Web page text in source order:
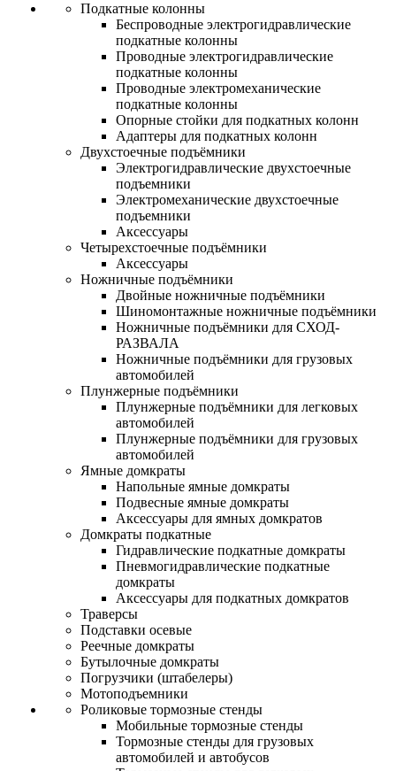
Подкатные колонны
Беспроводные электрогидравлические
подкатные колонны
Проводные электрогидравлические
подкатные колонны
Проводные электромеханические
подкатные колонны
Опорные стойки для подкатных колонн
Адаптеры для подкатных колонн
Двухстоечные подъёмники
Электрогидравлические двухстоечные
подъемники
Электромеханические двухстоечные
подъемники
Аксессуары
Четырехстоечные подъёмники
Аксессуары
Ножничные подъёмники
Двойные ножничные подъёмники
Шиномонтажные ножничные подъёмники
Ножничные подъёмники для СХОД-
РАЗВАЛА
Ножничные подъёмники для грузовых
автомобилей
Плунжерные подъёмники
Плунжерные подъёмники для легковых
автомобилей
Плунжерные подъёмники для грузовых
автомобилей
Ямные домкраты
Напольные ямные домкраты
Подвесные ямные домкраты
Аксессуары для ямных домкратов
Домкраты подкатные
Гидравлические подкатные домкраты
Пневмогидравлические подкатные
домкраты
Аксессуары для подкатных домкратов
Траверсы
Подставки осевые
Реечные домкраты
Бутылочные домкраты
Погрузчики (штабелеры)
Мотоподъемники
Роликовые тормозные стенды
Мобильные тормозные стенды
Тормозные стенды для грузовых
автомобилей и автобусов